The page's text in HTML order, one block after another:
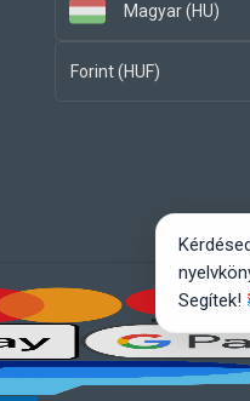
Magyar (HU)
Forint (HUF)
Segítek!